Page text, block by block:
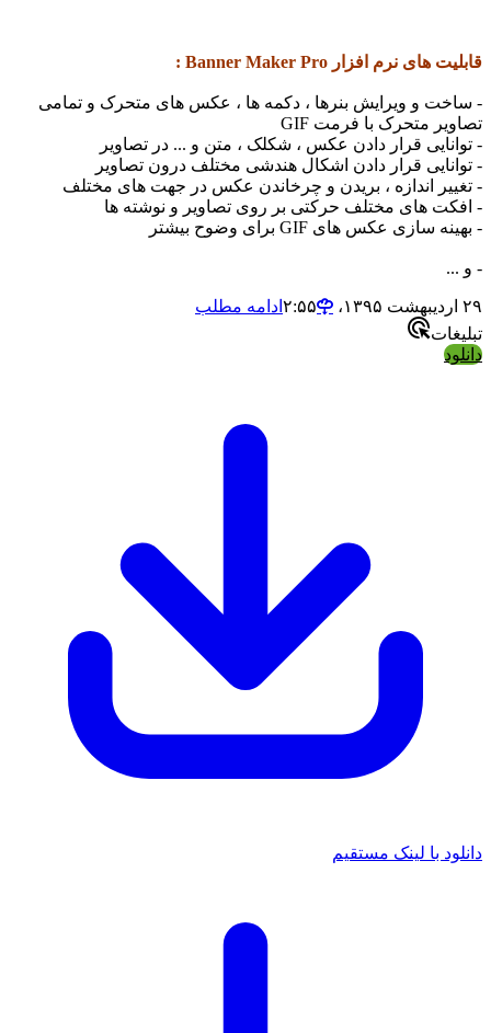
قابلیت های نرم افزار Banner Maker Pro :
- ساخت و ویرایش بنرها ، دکمه ها ، عکس های متحرک و تمامی
تصاویر متحرک با فرمت GIF
- توانایی قرار دادن عکس ، شکلک ، متن و ... در تصاویر
- توانایی قرار دادن اشکال هندشی مختلف درون تصاویر
- تغییر اندازه ، بریدن و چرخاندن عکس در جهت های مختلف
- افکت های مختلف حرکتی بر روی تصاویر و نوشته ها
- بهینه سازی عکس های GIF برای وضوح بیشتر
- و ...
۲۹ اردیبهشت ۱۳۹۵،‏ ۲:۵۵
ادامه مطلب
تبلیغات
دانلود
دانلود با لینک مستقیم